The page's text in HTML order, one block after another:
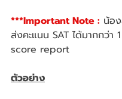
***Important Note : น้อ
ส่งคะแนน SAT ได้มากกว่า
score report
ตัวอย่าง